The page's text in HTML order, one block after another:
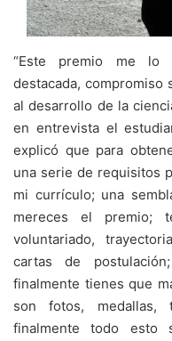
“Este premio me lo
destacada, compromiso
al desarrollo de la
en entrevista el
explicó que para
una serie de requisitos
mi currículo; una
mereces el premio;
voluntariado,
cartas de
finalmente tienes que
son fotos, medallas,
finalmente todo esto